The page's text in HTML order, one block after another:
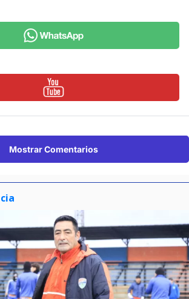
Mostrar Comentarios